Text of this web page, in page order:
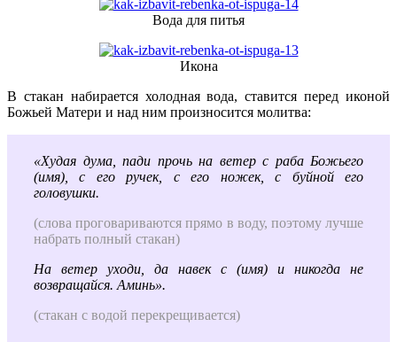
Вода для питья
Икона
В стакан набирается холодная вода, ставится перед иконой
Божьей Матери и над ним произносится молитва:
«Худая дума, пади прочь на ветер с раба Божьего
(имя), с его ручек, с его ножек, с буйной его
головушки.
(слова проговариваются прямо в воду, поэтому лучше
набрать полный стакан)
На ветер уходи, да навек с (имя) и никогда не
возвращайся. Аминь».
(стакан с водой перекрещивается)